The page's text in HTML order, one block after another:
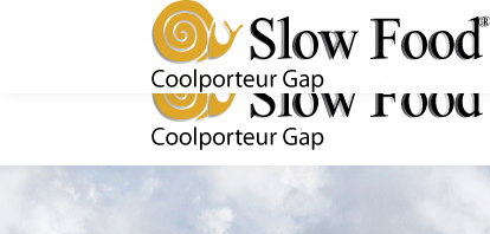
Rejoignez-nous !